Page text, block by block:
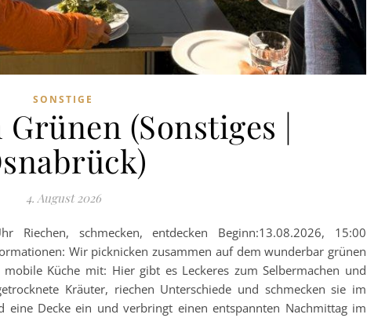
SONSTIGE
(Sonstiges |
4. August 2026
Riechen, schmecken, entdecken Beginn:13.08.2026, 15:00
Wir picknicken zusammen auf dem wunderbar grünen
Küche mit: Hier gibt es Leckeres zum Selbermachen und
Kräuter, riechen Unterschiede und schmecken sie im
eine Decke ein und verbringt einen entspannten Nachmittag im